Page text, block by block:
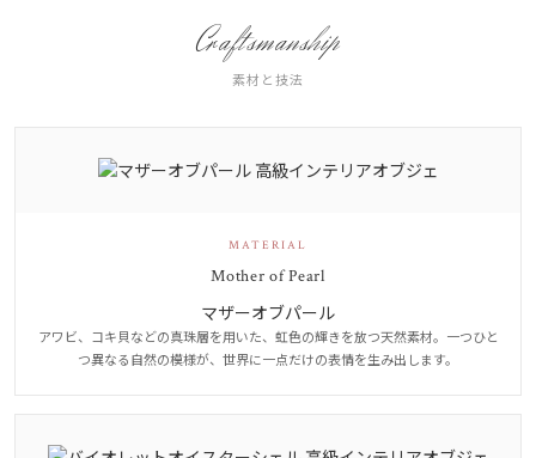
Craftsmanship
素材と技法
MATERIAL
Mother of Pearl
マザーオブパール
アワビ、コキ貝などの真珠層を用いた、虹色の輝きを放つ天然素材。一つひと
つ異なる自然の模様が、世界に一点だけの表情を生み出します。